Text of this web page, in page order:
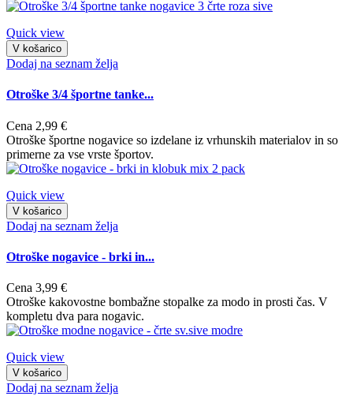
Quick view
V košarico
Dodaj na seznam želja
Otroške 3/4 športne tanke...
Cena 2,99 €
Otroške športne nogavice so izdelane iz vrhunskih materialov in so
primerne za vse vrste športov.
Quick view
V košarico
Dodaj na seznam želja
Otroške nogavice - brki in...
Cena 3,99 €
Otroške kakovostne bombažne stopalke za modo in prosti čas. V
kompletu dva para nogavic.
Quick view
V košarico
Dodaj na seznam želja